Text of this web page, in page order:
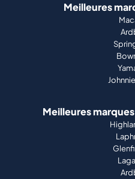
Meilleures
Meilleures